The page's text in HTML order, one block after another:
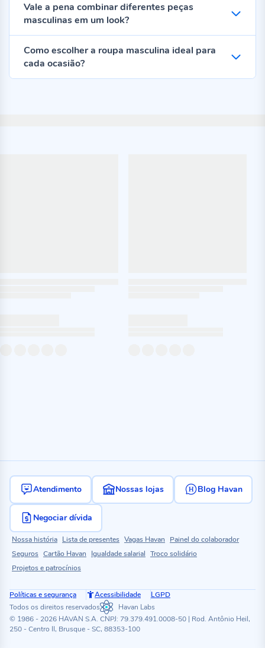
Vale a pena combinar diferentes peças
masculinas em um look?
Como escolher a roupa masculina ideal para
cada ocasião?
Atendimento Nossas lojas Blog Havan
Negociar dívida
Nossa história Lista de presentes Vagas Havan
Painel do colaborador
Seguros Cartão Havan Igualdade salarial Troco solidário
Projetos e patrocínios
Políticas e segurança Acessibilidade
LGPD
Todos os direitos reservados
Havan Labs
© 1986 - 2026 HAVAN S.A. CNPJ: 79.379.491.0008-50 | Rod. Antônio Heil,
250 - Centro II, Brusque - SC, 88353-100